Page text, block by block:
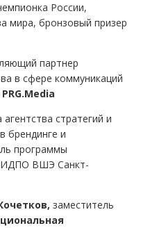
России,
мира, бронзовый призер
партнер
в сфере коммуникаций
PRG.Media
агентства стратегий и
брендинге и
программы
ИДПО ВШЭ Санкт-
заместитель